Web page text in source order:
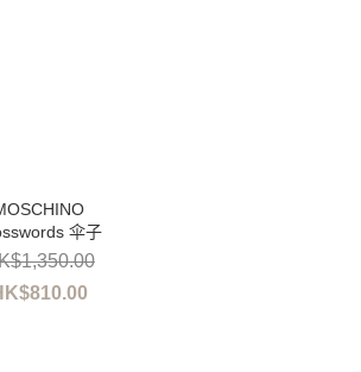
伞子